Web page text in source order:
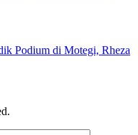
Podium di Motegi, Rheza